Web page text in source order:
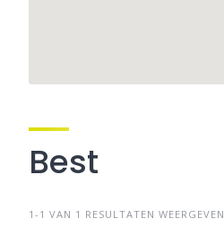
Best
1-1 VAN 1 RESULTATEN WEERGEVEN